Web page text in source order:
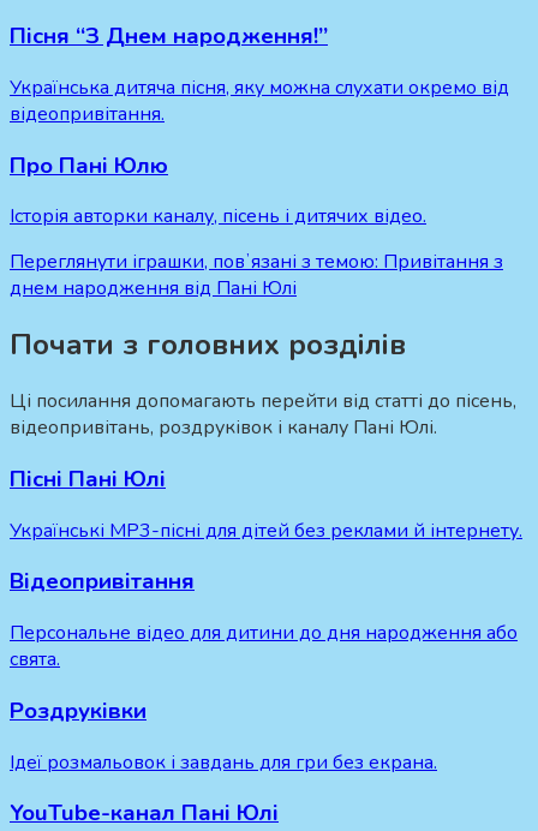
Пісня “З Днем народження!”
Українська дитяча пісня, яку можна слухати окремо від
відеопривітання.
Про Пані Юлю
Історія авторки каналу, пісень і дитячих відео.
Переглянути іграшки, повʼязані з темою: Привітання з
днем народження від Пані Юлі
Почати з головних розділів
Ці посилання допомагають перейти від статті до пісень,
відеопривітань, роздруківок і каналу Пані Юлі.
Пісні Пані Юлі
Українські MP3-пісні для дітей без реклами й інтернету.
Відеопривітання
Персональне відео для дитини до дня народження або
свята.
Роздруківки
Ідеї розмальовок і завдань для гри без екрана.
YouTube-канал Пані Юлі